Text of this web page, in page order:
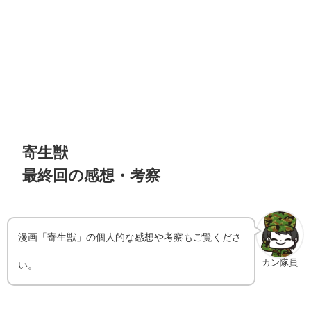
寄生獣
最終回の感想・考察
カン隊員
漫画「寄生獣」の個人的な感想や考察もご覧くださ
い。